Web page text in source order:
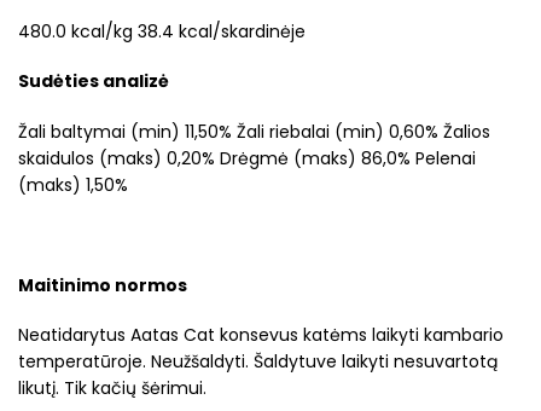
480.0 kcal/kg 38.4 kcal/skardinėje
Sudėties analizė
Žali baltymai (min) 11,50% Žali riebalai (min) 0,60% Žalios
skaidulos (maks) 0,20% Drėgmė (maks) 86,0% Pelenai
(maks) 1,50%
Maitinimo normos
Neatidarytus Aatas Cat konsevus katėms laikyti kambario
temperatūroje. Neužšaldyti. Šaldytuve laikyti nesuvartotą
likutį. Tik kačių šėrimui.